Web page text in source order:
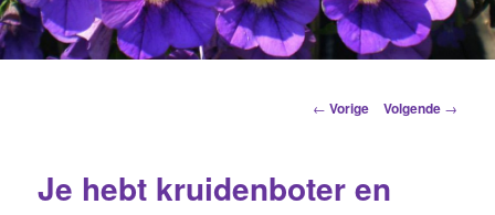
Berichtnavigatie
← Vorige Volgende →
Je hebt kruidenboter en